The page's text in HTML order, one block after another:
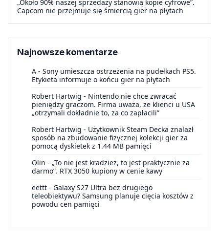
„Około 90% naszej sprzedaży stanowią kopie cyfrowe”.
Capcom nie przejmuje się śmiercią gier na płytach
Najnowsze komentarze
A - Sony umieszcza ostrzeżenia na pudełkach PS5.
Etykieta informuje o końcu gier na płytach
Robert Hartwig - Nintendo nie chce zwracać
pieniędzy graczom. Firma uważa, że klienci u USA
„otrzymali dokładnie to, za co zapłacili”
Robert Hartwig - Użytkownik Steam Decka znalazł
sposób na zbudowanie fizycznej kolekcji gier za
pomocą dyskietek z 1.44 MB pamięci
Olin - „To nie jest kradzież, to jest praktycznie za
darmo”. RTX 3050 kupiony w cenie kawy
eettt - Galaxy S27 Ultra bez drugiego
teleobiektywu? Samsung planuje cięcia kosztów z
powodu cen pamięci